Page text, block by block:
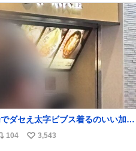
ダセえ太字ビブス着るのいい加減
104
い
3,543